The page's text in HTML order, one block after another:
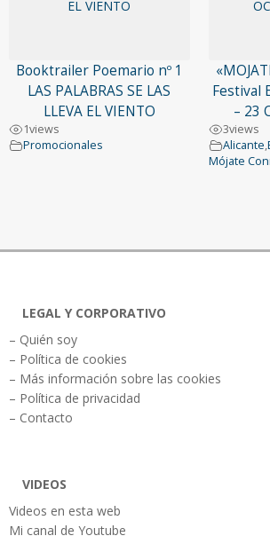
Booktrailer Poemario nº 1
LAS PALABRAS SE LAS
LLEVA EL VIENTO
1views
Promocionales
Festival
– 23
3views
Alicante,
Mójate
LEGAL Y CORPORATIVO
– Quién soy
– Política de cookies
– Más información sobre las cookies
– Política de privacidad
– Contacto
VIDEOS
Videos en esta web
Mi canal de Youtube